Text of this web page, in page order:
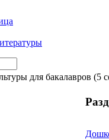
для бакалавров (5